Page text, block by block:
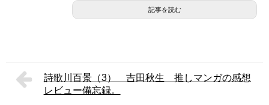
記事を読む
詩歌川百景（3） 吉田秋生 推しマンガの感想
レビュー備忘録。